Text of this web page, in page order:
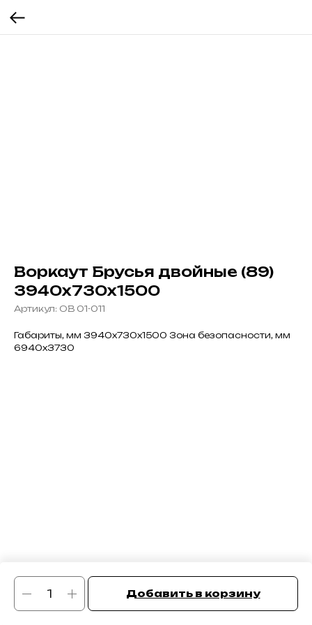
Воркаут Брусья двойные (89)
3940х730х1500
Артикул: ОВ 01-011
Добавить в корзину
Габариты, мм 3940х730х1500 Зона безопасности, мм
6940х3730